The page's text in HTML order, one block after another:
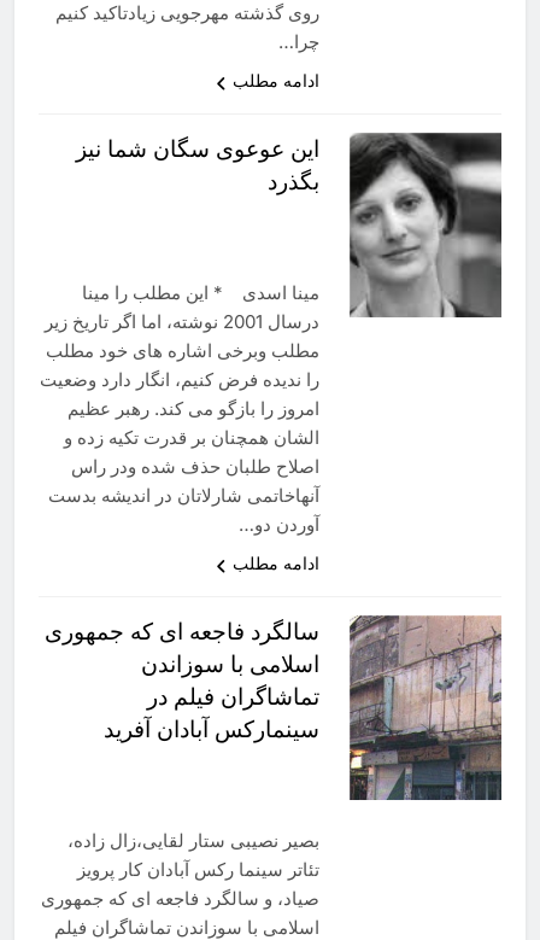
روی گذشته مهرجویی زیادتاکید کنیم
چرا…
ادامه مطلب
این عوعوی سگان شما نیز
بگذرد
مینا اسدی * این مطلب را مینا
درسال 2001 نوشته، اما اگر تاریخ زیر
مطلب وبرخی اشاره های خود مطلب
را ندیده فرض کنیم، انگار دارد وضعیت
امروز را بازگو می کند. رهبر عظیم
الشان همچنان بر قدرت تکیه زده و
اصلاح طلبان حذف شده ودر راس
آنهاخاتمی شارلاتان در اندیشه بدست
آوردن دو…
ادامه مطلب
سالگرد فاجعه ای که جمهوری
اسلامی با سوزاندن
تماشاگران فیلم در
سینمارکس آبادان آفرید
بصیر نصیبی ستار لقایی،زال زاده،
تئاتر سینما رکس آبادان کار پرویز
صیاد، و سالگرد فاجعه ای که جمهوری
اسلامی با سوزاندن تماشاگران فیلم